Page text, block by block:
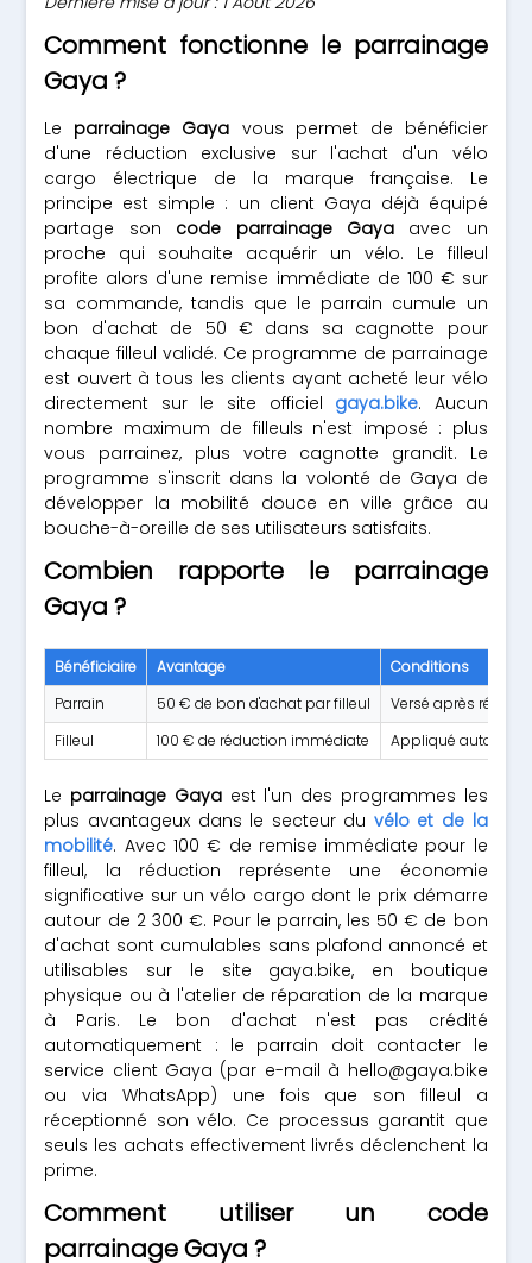
Comment fonctionne le parrainage
Gaya ?
Le parrainage Gaya vous permet de bénéficier
d'une réduction exclusive sur l'achat d'un vélo
cargo électrique de la marque française. Le
principe est simple : un client Gaya déjà équipé
partage son code parrainage Gayaavec un
proche qui souhaite acquérir un vélo. Le filleul
profite alors d'une remise immédiate de 100 € sur
sa commande, tandis que le parrain cumule un
bon d'achat de 50 € dans sa cagnotte pour
chaque filleul validé. Ce programme de parrainage
est ouvert à tous les clients ayant acheté leur vélo
directement sur le site officiel gaya.bike. Aucun
nombre maximum de filleuls n'est imposé : plus
vous parrainez, plus votre cagnotte grandit. Le
programme s'inscrit dans la volonté de Gaya de
développer la mobilité douce en ville grâce au
bouche-à-oreille de ses utilisateurs satisfaits.
Combien rapporte le parrainage
Gaya ?
Bénéficiaire Avantage
Conditions
Parrain
50 € de bon d'achat par filleul
Versé après
Filleul
100 € de réduction immédiate Appliqué
Le parrainage Gayaest l'un des programmes les
plus avantageux dans le secteur du vélo et de la
mobilité. Avec 100 € de remise immédiate pour le
filleul, la réduction représente une économie
significative sur un vélo cargo dont le prix démarre
autour de 2 300 €. Pour le parrain, les 50 € de bon
d'achat sont cumulables sans plafond annoncé et
utilisables sur le site gaya.bike, en boutique
physique ou à l'atelier de réparation de la marque
à Paris. Le bon d'achat n'est pas crédité
automatiquement : le parrain doit contacter le
service client Gaya (par e-mail à hello@gaya.bike
ou via WhatsApp) une fois que son filleul a
réceptionné son vélo. Ce processus garantit que
seuls les achats effectivement livrés déclenchent la
prime.
Comment utiliser un code
parrainage Gaya ?